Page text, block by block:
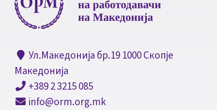
Ул.Македонија бр.19 1000 Скопје
Македонија
+389 2 3215 085
info@orm.org.mk